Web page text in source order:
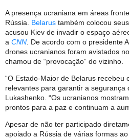
A presença ucraniana em áreas
Rússia. Belarus também colocou
acusou Kiev de invadir o espaço
a CNN . De acordo com o presidente
drones ucranianos foram avistados
chamou de “provocação” do vizinho.
“O Estado-Maior de Belarus recebeu
relevantes para garantir a segurança
Lukashenko. “Os ucranianos
prontos para a paz e continuam a
Apesar de não ter participado
apoiado a Rússia de várias formas